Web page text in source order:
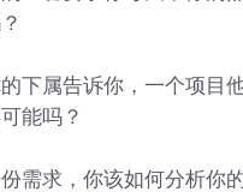
下属告诉你，一个项目
能吗？
需求，你该如何分析你